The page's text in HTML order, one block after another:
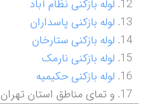
لوله بازکنی نظام آباد
لوله بازکنی پاسداران
لوله بازکنی ستارخان
لوله بازکنی نارمک
لوله بازکنی حکیمیه
و تمای مناطق استان تهران